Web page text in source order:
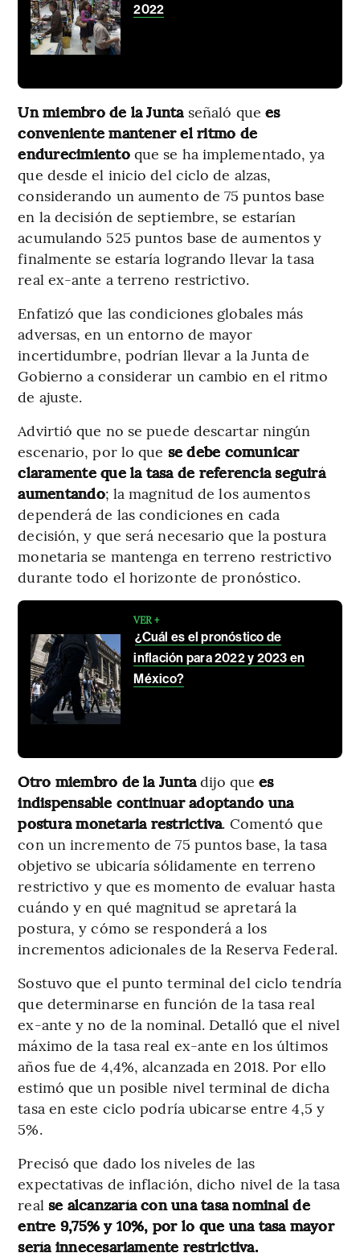
2022
Un miembro de la Junta señaló quees
conveniente mantener el ritmo de
endurecimientoque se ha implementado, ya
que desde el inicio del ciclo de alzas,
considerando un aumento de 75 puntos base
en la decisión de septiembre, se estarían
acumulando 525 puntos base de aumentos y
finalmente se estaría logrando llevar la tasa
real ex-ante a terreno restrictivo.
Enfatizó que las condiciones globales más
adversas, en un entorno de mayor
incertidumbre, podrían llevar a la Junta de
Gobierno a considerar un cambio en el ritmo
de ajuste.
Advirtió que no se puede descartar ningún
escenario, por lo que se debe comunicar
claramente que la tasa de referencia seguirá
aumentando; la magnitud de los aumentos
dependerá de las condiciones en cada
decisión, y que será necesario que la postura
monetaria se mantenga en terreno restrictivo
durante todo el horizonte de pronóstico.
VER +
¿Cuál es el pronóstico de
inflación para 2022 y 2023 en
México?
Otro miembro de la Juntadijo quees
indispensable continuar adoptando una
postura monetaria restrictiva. Comentó que
con un incremento de 75 puntos base, la tasa
objetivo se ubicaría sólidamente en terreno
restrictivo y que es momento de evaluar hasta
cuándo y en qué magnitud se apretará la
postura, y cómo se responderá a los
incrementos adicionales de la Reserva Federal.
Sostuvo que el punto terminal del ciclo tendría
que determinarse en función de la tasa real
ex-ante y no de la nominal. Detalló que el nivel
máximo de la tasa real ex-ante en los últimos
años fue de 4,4%, alcanzada en 2018. Por ello
estimó que un posible nivel terminal de dicha
tasa en este ciclo podría ubicarse entre 4,5 y
5%.
Precisó que dado los niveles de las
expectativas de inflación, dicho nivel de la tasa
real se alcanzaría con una tasa nominal de
entre 9,75% y 10%, por lo que una tasa mayor
sería innecesariamente restrictiva.